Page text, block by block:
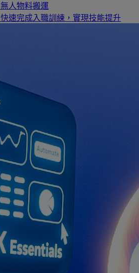
無人物料搬運
快速完成入職訓練，實現技能提升